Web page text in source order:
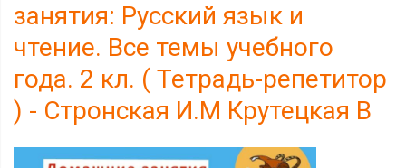
занятия: Русский язык и
чтение. Все темы учебного
года. 2 кл. ( Тетрадь-репетитор
) - Стронская И.М Крутецкая В